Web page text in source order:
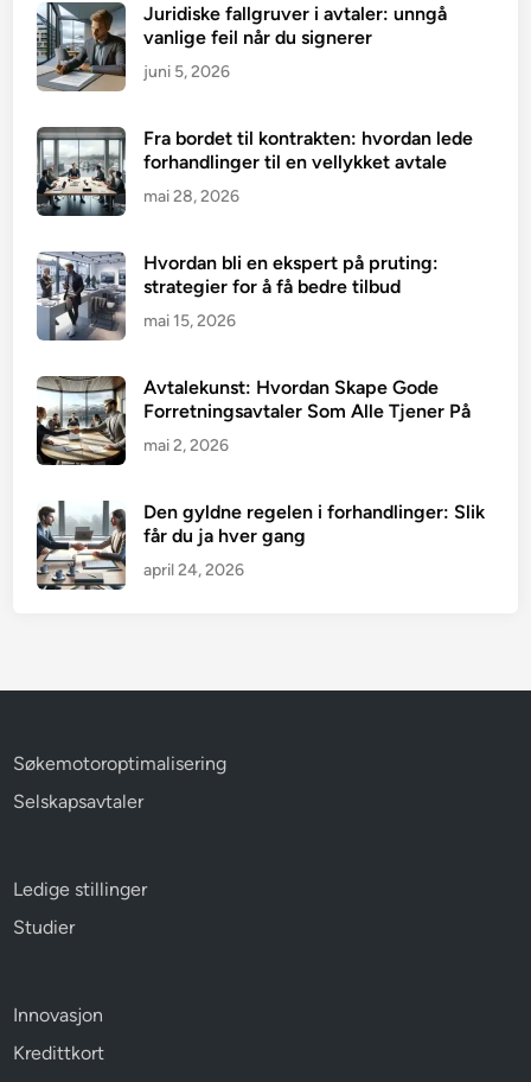
Juridiske fallgruver i avtaler: unngå
vanlige feil når du signerer
juni 5, 2026
Fra bordet til kontrakten: hvordan lede
forhandlinger til en vellykket avtale
mai 28, 2026
Hvordan bli en ekspert på pruting:
strategier for å få bedre tilbud
mai 15, 2026
Avtalekunst: Hvordan Skape Gode
Forretningsavtaler Som Alle Tjener På
mai 2, 2026
Den gyldne regelen i forhandlinger: Slik
får du ja hver gang
april 24, 2026
Søkemotoroptimalisering
Selskapsavtaler
Ledige stillinger
Studier
Innovasjon
Kredittkort